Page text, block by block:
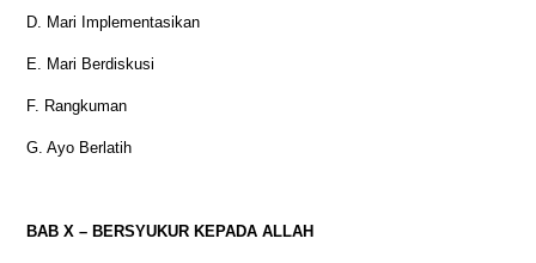
D. Mari Implementasikan
E. Mari Berdiskusi
F. Rangkuman
G. Ayo Berlatih
BAB X – BERSYUKUR KEPADA ALLAH